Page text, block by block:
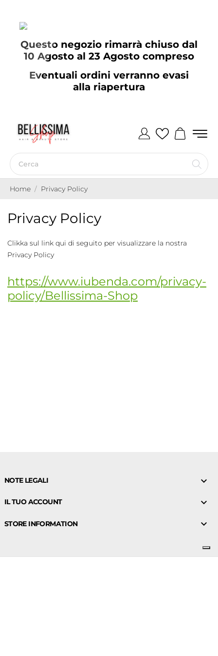
Questo negozio rimarrà chiuso dal
10 Agosto al 23 Agosto compreso
Eventuali ordini verranno evasi
alla riapertura
Home Privacy Policy
Privacy Policy
Clikka sul link qui di seguito per visualizzare la nostra
Privacy Policy
https://www.iubenda.com/privacy-
policy/Bellissima-Shop
NOTE LEGALI 
IL TUO ACCOUNT 
STORE INFORMATION 